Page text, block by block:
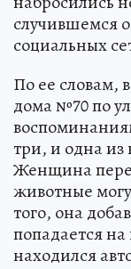
случившемся
социальных
По ее словам,
дома №70 по
три, и одна из
Женщина
животные
того, она
попадается
находился